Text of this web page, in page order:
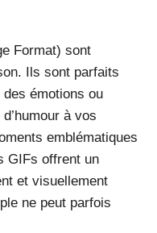
Format) sont
Ils sont parfaits
émotions ou
à vos
emblématiques
GIFs offrent un
et visuellement
ne peut parfois